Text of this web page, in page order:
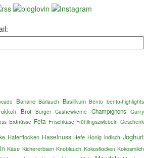
Banane Bärlauch Basilikum Bento bento-highlights
Brot Burger Cashewkerne Champignons Curry
Erdnüsse Feta Frischkäse Frühlingszwiebeln Geschenk
Haferflocken Haselnuss Hefe Honig indisch Joghurt
Käse Kichererbsen Knoblauch Kokosflocken Kokosmilch